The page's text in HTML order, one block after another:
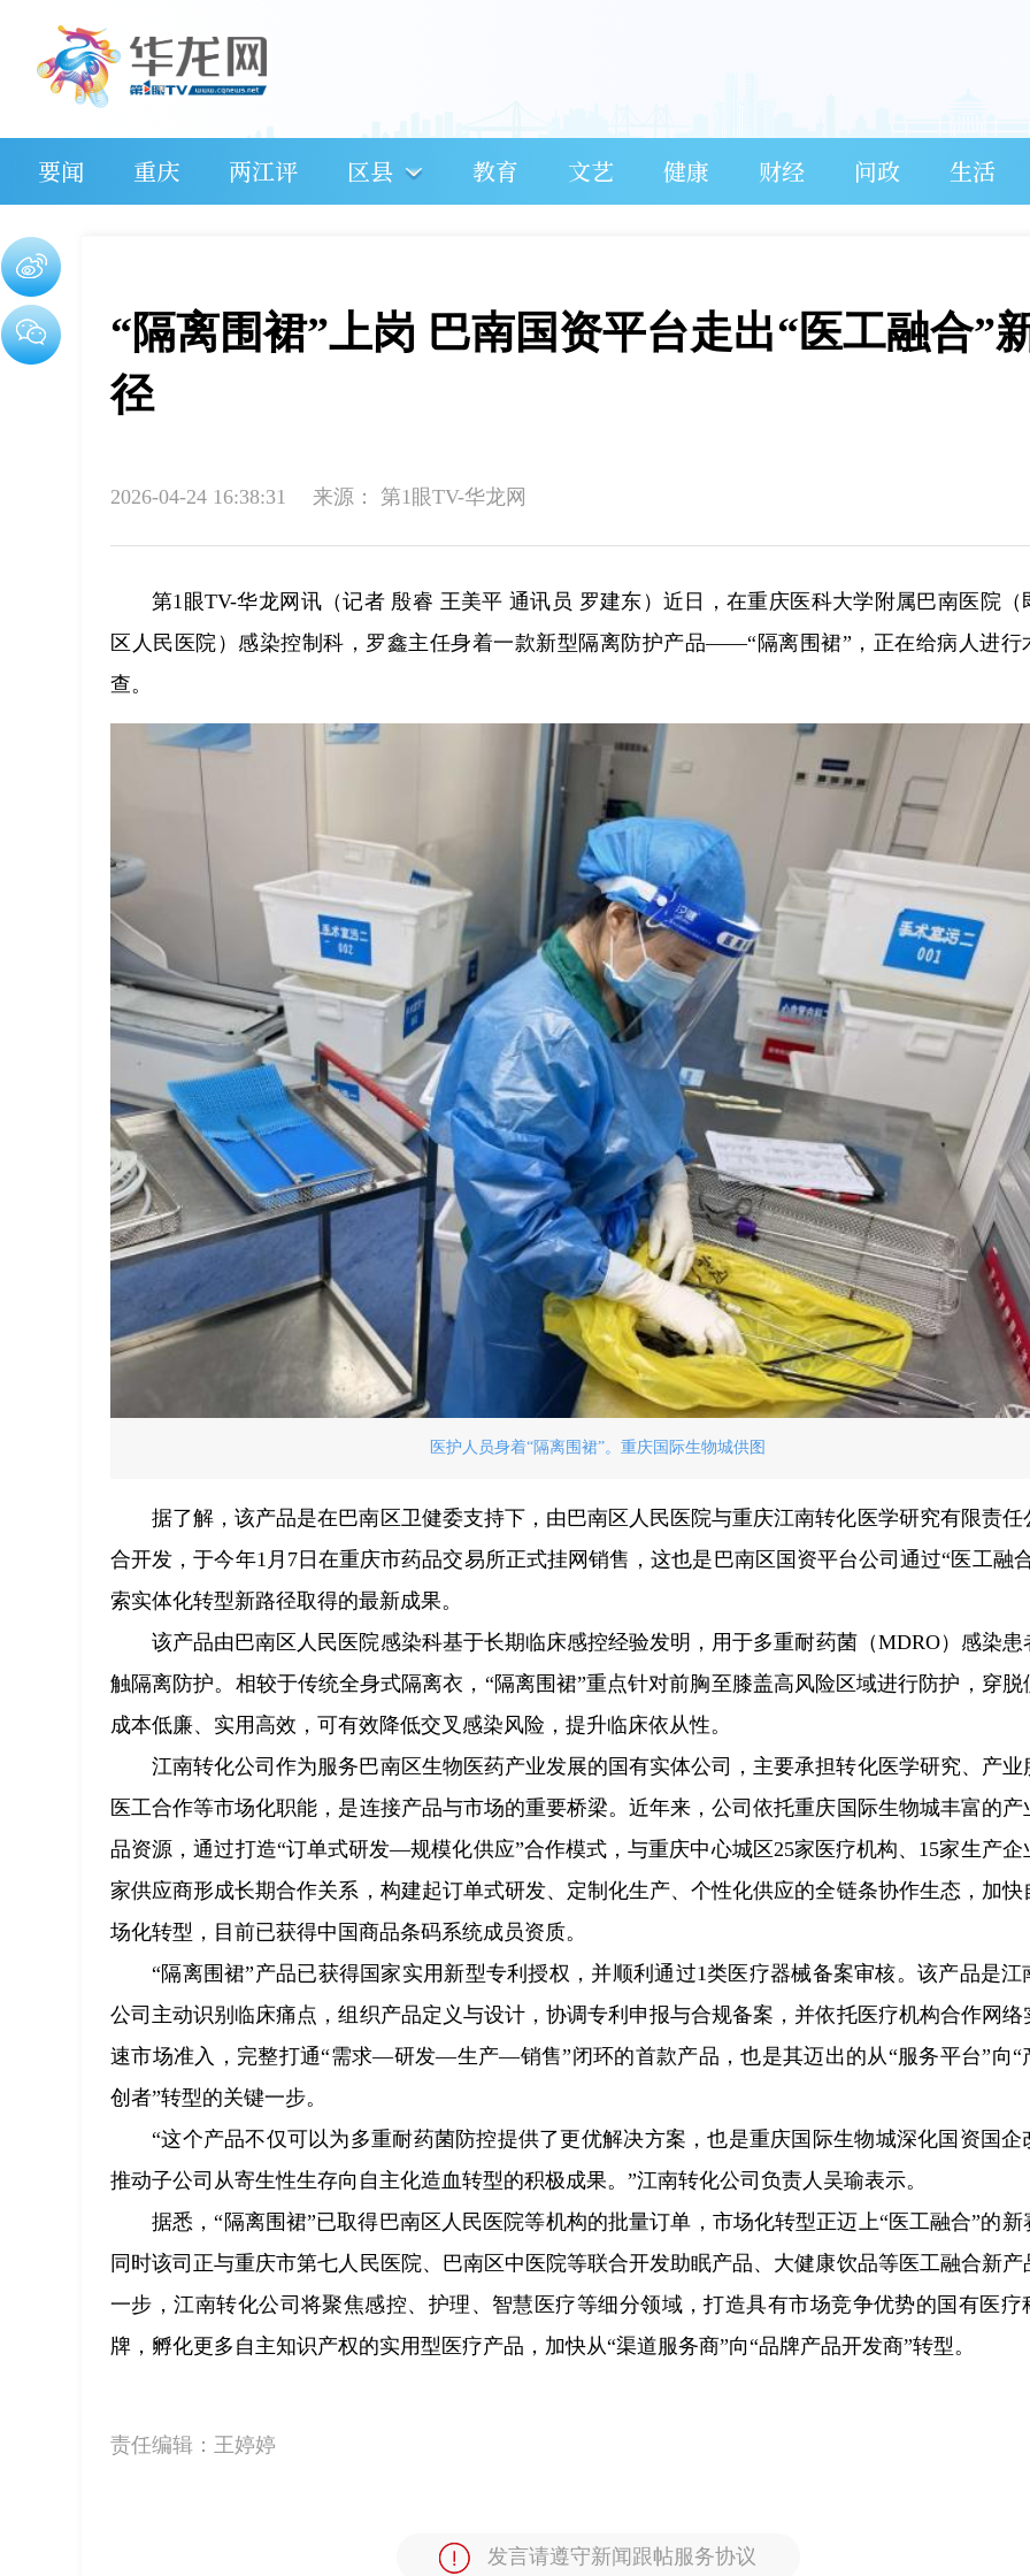
要闻 重庆 两江评 区县 教育 文艺 健康 财经 问政 生活
“隔离围裙”上岗 巴南国资平台走出“医工融合”
径
2026-04-24 16:38:31 来源： 第1眼TV-华龙网
第1眼TV-华龙网讯（记者 殷睿 王美平 通讯员 罗建东）近日，在重庆医科大学附属巴南医院（
区人民医院）感染控制科，罗鑫主任身着一款新型隔离防护产品——“隔离围裙”，正在给病人进行
查。
医护人员身着“隔离围裙”。重庆国际生物城供图
据了解，该产品是在巴南区卫健委支持下，由巴南区人民医院与重庆江南转化医学研究有限责任
合开发，于今年1月7日在重庆市药品交易所正式挂网销售，这也是巴南区国资平台公司通过“医工融
索实体化转型新路径取得的最新成果。
该产品由巴南区人民医院感染科基于长期临床感控经验发明，用于多重耐药菌（MDRO）感染患
触隔离防护。相较于传统全身式隔离衣，“隔离围裙”重点针对前胸至膝盖高风险区域进行防护，穿脱
成本低廉、实用高效，可有效降低交叉感染风险，提升临床依从性。
江南转化公司作为服务巴南区生物医药产业发展的国有实体公司，主要承担转化医学研究、产业
医工合作等市场化职能，是连接产品与市场的重要桥梁。近年来，公司依托重庆国际生物城丰富的产
品资源，通过打造“订单式研发—规模化供应”合作模式，与重庆中心城区25家医疗机构、15家生产企
家供应商形成长期合作关系，构建起订单式研发、定制化生产、个性化供应的全链条协作生态，加快
场化转型，目前已获得中国商品条码系统成员资质。
“隔离围裙”产品已获得国家实用新型专利授权，并顺利通过1类医疗器械备案审核。该产品是江
公司主动识别临床痛点，组织产品定义与设计，协调专利申报与合规备案，并依托医疗机构合作网络
速市场准入，完整打通“需求—研发—生产—销售”闭环的首款产品，也是其迈出的从“服务平台”向“
创者”转型的关键一步。
“这个产品不仅可以为多重耐药菌防控提供了更优解决方案，也是重庆国际生物城深化国资国企
推动子公司从寄生性生存向自主化造血转型的积极成果。”江南转化公司负责人吴瑜表示。
据悉，“隔离围裙”已取得巴南区人民医院等机构的批量订单，市场化转型正迈上“医工融合”的新
同时该司正与重庆市第七人民医院、巴南区中医院等联合开发助眠产品、大健康饮品等医工融合新产
一步，江南转化公司将聚焦感控、护理、智慧医疗等细分领域，打造具有市场竞争优势的国有医疗
牌，孵化更多自主知识产权的实用型医疗产品，加快从“渠道服务商”向“品牌产品开发商”转型。
责任编辑： 王婷婷
发言请遵守新闻跟帖服务协议